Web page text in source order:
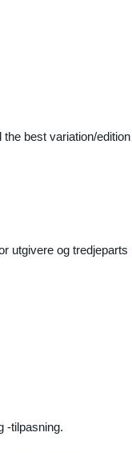
best variation/edition
utgivere og tredjeparts
-tilpasning.